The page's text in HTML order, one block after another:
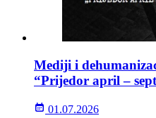
Mediji i
“Prijedor april –
01.07.2026